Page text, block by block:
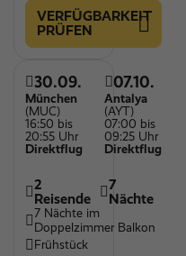
VERFÜGBARKEIT
PRÜFEN
30.09.
München
(MUC)
16:50 bis
20:55 Uhr
Direktflug
07.10.
Antalya
(AYT)
07:00 bis
09:25 Uhr
Direktflug
2
Reisende
7
Nächte
7 Nächte im
Doppelzimmer Balkon
Frühstück